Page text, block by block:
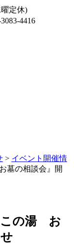
定休)
4416
> イベント開催情
墓の相談会』開
この湯 お